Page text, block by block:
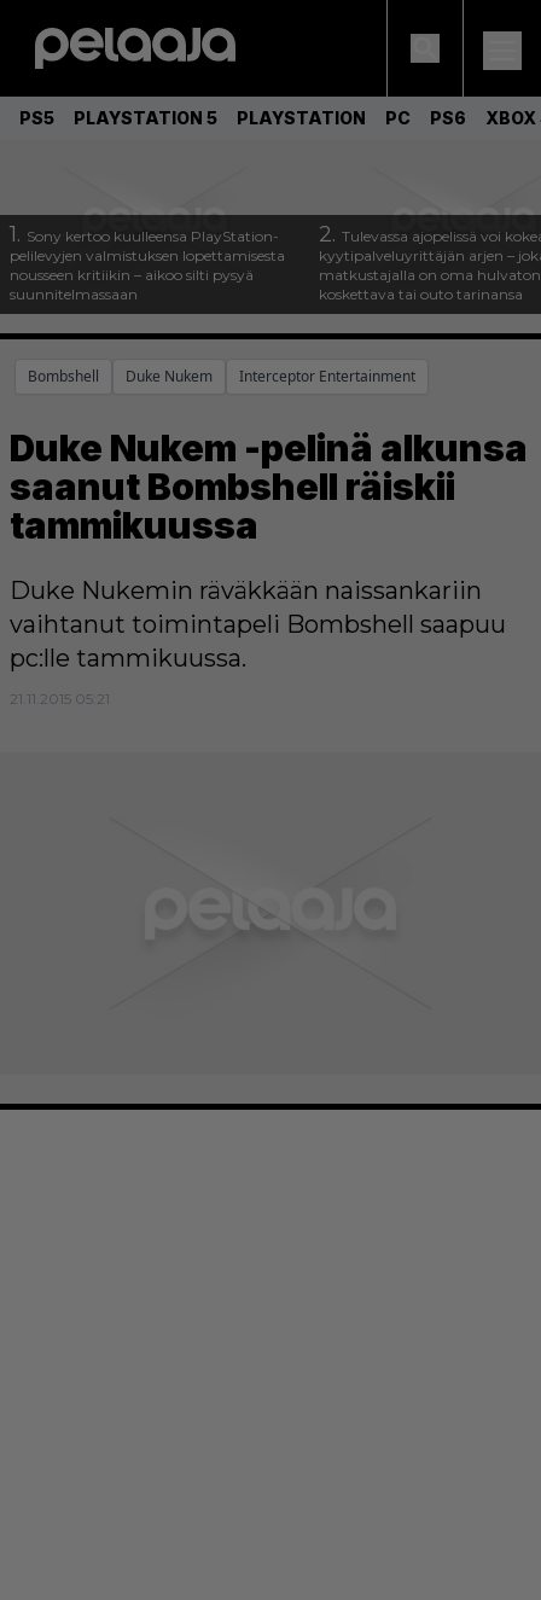
PS5 PLAYSTATION 5 PLAYSTATION PC PS6 XBOX
1. Sony kertoo kuulleensa PlayStation-
pelilevyjen valmistuksen lopettamisesta
nousseen kritiikin – aikoo silti pysyä
suunnitelmassaan
2. Tulevassa ajopelissä voi
kyytipalveluyrittäjän arjen –
matkustajalla on oma
koskettava tai outo tarinansa
Bombshell Duke Nukem Interceptor Entertainment
Duke Nukem -pelinä alkunsa
saanut Bombshell räiskii
tammikuussa
Duke Nukemin räväkkään naissankariin
vaihtanut toimintapeli Bombshell saapuu
pc:lle tammikuussa.
21.11.2015 05:21